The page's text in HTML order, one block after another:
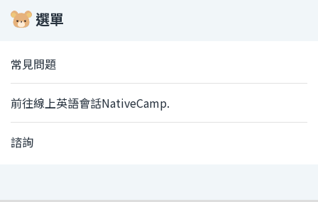
選單
常見問題
前往線上英語會話NativeCamp.
諮詢